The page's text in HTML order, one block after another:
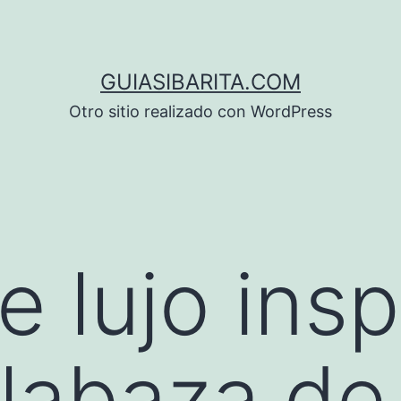
GUIASIBARITA.COM
Otro sitio realizado con WordPress
lujo